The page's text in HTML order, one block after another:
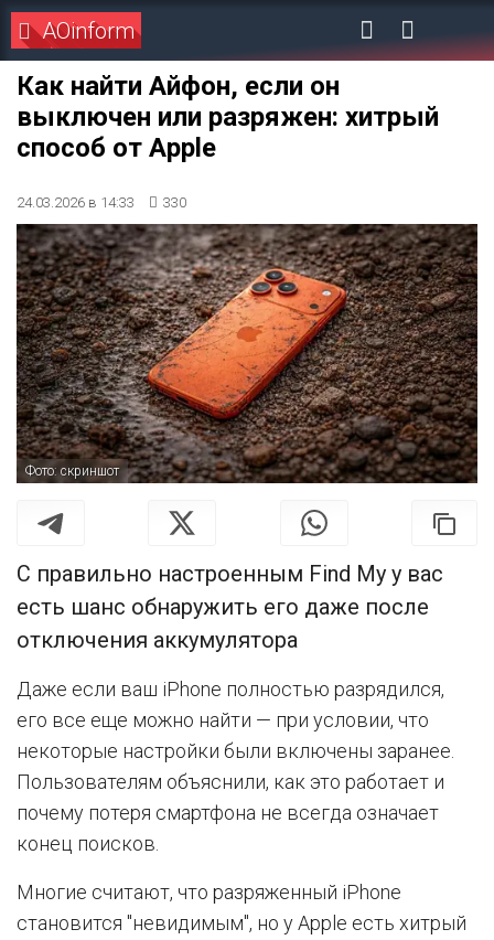
AOinform
Как найти Айфон, если он
выключен или разряжен: хитрый
способ от Apple
24.03.2026 в 14:33 330
Фото: скриншот
С правильно настроенным Find My у вас
есть шанс обнаружить его даже после
отключения аккумулятора
Даже если ваш iPhone полностью разрядился,
его все еще можно найти — при условии, что
некоторые настройки были включены заранее.
Пользователям объяснили, как это работает и
почему потеря смартфона не всегда означает
конец поисков.
Многие считают, что разряженный iPhone
становится "невидимым", но у Apple есть хитрый